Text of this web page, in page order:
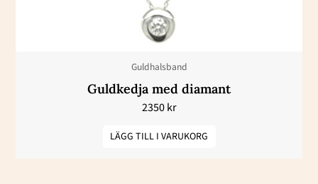
Guldhalsband
Guldkedja med diamant
2350kr
LÄGG TILL I VARUKORG